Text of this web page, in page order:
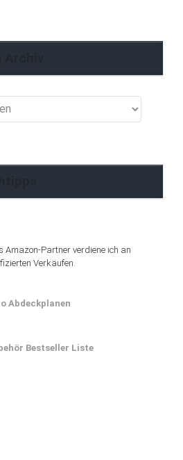
Amazon-Partner verdiene ich an
Verkäufen.
Abdeckplanen
Bestseller Liste